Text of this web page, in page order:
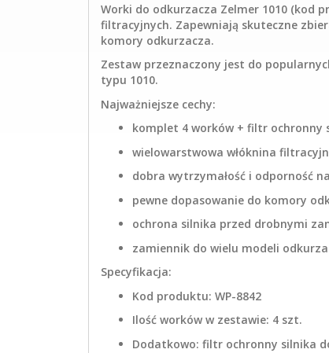
Worki do odkurzacza Zelmer 1010 (kod
filtracyjnych. Zapewniają skuteczne
komory odkurzacza.
Zestaw przeznaczony jest do
typu 1010.
Najważniejsze cechy:
komplet 4 worków + filtr ochronny
wielowarstwowa włóknina
dobra wytrzymałość i odporność
pewne dopasowanie do komory
ochrona silnika przed drobnymi
zamiennik do wielu modeli
Specyfikacja:
Kod produktu: WP-8842
Ilość worków w zestawie: 4 szt.
Dodatkowo: filtr ochronny silnika